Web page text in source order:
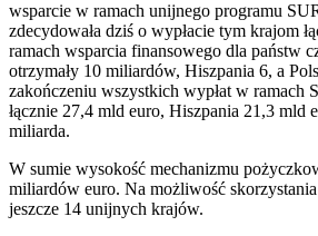
wsparcie w ramach unijnego programu
zdecydowała dziś o wypłacie tym krajom
ramach wsparcia finansowego dla państw
otrzymały 10 miliardów, Hiszpania 6, a
zakończeniu wszystkich wypłat w ramach
łącznie 27,4 mld euro, Hiszpania 21,3 mld
miliarda.
W sumie wysokość mechanizmu
miliardów euro. Na możliwość
jeszcze 14 unijnych krajów.